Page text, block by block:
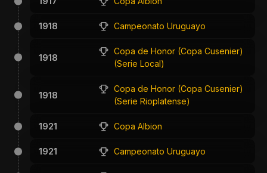
1918 Campeonato Uruguayo
1918
Copa de Honor (Copa Cusenier)
(Serie Local)
1918
Copa de Honor (Copa Cusenier)
(Serie Rioplatense)
1921 Copa Albion
1921 Campeonato Uruguayo